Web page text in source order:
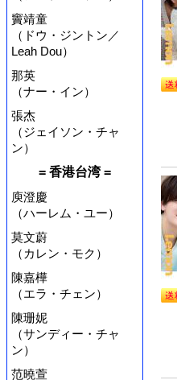
竇靖童
（ドウ・ジントン／
Leah Dou）
那英
（ナー・イン）
張杰
（ジェイソン・チャ
ン）
= 香港台湾 =
庾澄慶
（ハーレム・ユー）
莫文蔚
（カレン・モク）
陳嘉樺
（エラ・チェン）
陳珊妮
（サンディー・チャ
ン）
范曉萱